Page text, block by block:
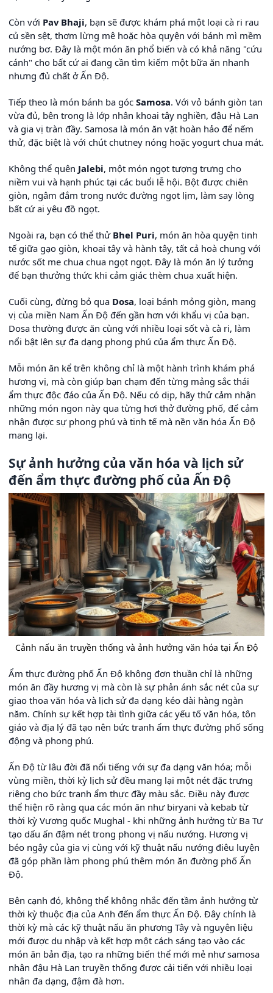
Còn với Pav Bhaji, bạn sẽ được khám phá một loại cà ri rau
củ sền sệt, thơm lừng mê hoặc hòa quyện với bánh mì mềm
nướng bơ. Đây là một món ăn phổ biến và có khả năng "cứu
cánh" cho bất cứ ai đang cần tìm kiếm một bữa ăn nhanh
nhưng đủ chất ở Ấn Độ.
Tiếp theo là món bánh ba góc Samosa. Với vỏ bánh giòn tan
vừa đủ, bên trong là lớp nhân khoai tây nghiền, đậu Hà Lan
và gia vị tràn đầy. Samosa là món ăn vặt hoàn hảo để nếm
thử, đặc biệt là với chút chutney nóng hoặc yogurt chua mát.
Không thể quên Jalebi, một món ngọt tượng trưng cho
niềm vui và hạnh phúc tại các buổi lễ hội. Bột được chiên
giòn, ngâm đắm trong nước đường ngọt lịm, làm say lòng
bất cứ ai yêu đồ ngọt.
Ngoài ra, bạn có thể thử Bhel Puri, món ăn hòa quyện tinh
tế giữa gạo giòn, khoai tây và hành tây, tất cả hoà chung với
nước sốt me chua chua ngọt ngọt. Đây là món ăn lý tưởng
để bạn thưởng thức khi cảm giác thèm chua xuất hiện.
Cuối cùng, đừng bỏ qua Dosa, loại bánh mỏng giòn, mang
vị của miền Nam Ấn Độ đến gần hơn với khẩu vị của bạn.
Dosa thường được ăn cùng với nhiều loại sốt và cà ri, làm
nổi bật lên sự đa dạng phong phú của ẩm thực Ấn Độ.
Mỗi món ăn kể trên không chỉ là một hành trình khám phá
hương vị, mà còn giúp bạn chạm đến từng mảng sắc thái
ẩm thực độc đáo của Ấn Độ. Nếu có dịp, hãy thử cảm nhận
những món ngon này qua từng hơi thở đường phố, để cảm
nhận được sự phong phú và tinh tế mà nền văn hóa Ấn Độ
mang lại.
Sự ảnh hưởng của văn hóa và lịch sử
đến ẩm thực đường phố của Ấn Độ
Cảnh nấu ăn truyền thống và ảnh hưởng văn hóa tại Ấn Độ
Ẩm thực đường phố Ấn Độ không đơn thuần chỉ là những
món ăn đầy hương vị mà còn là sự phản ánh sắc nét của sự
giao thoa văn hóa và lịch sử đa dạng kéo dài hàng ngàn
năm. Chính sự kết hợp tài tình giữa các yếu tố văn hóa, tôn
giáo và địa lý đã tạo nên bức tranh ẩm thực đường phố sống
động và phong phú.
Ấn Độ từ lâu đời đã nổi tiếng với sự đa dạng văn hóa; mỗi
vùng miền, thời kỳ lịch sử đều mang lại một nét đặc trưng
riêng cho bức tranh ẩm thực đầy màu sắc. Điều này được
thể hiện rõ ràng qua các món ăn như biryani và kebab từ
thời kỳ Vương quốc Mughal - khi những ảnh hưởng từ Ba Tư
tạo dấu ấn đậm nét trong phong vị nấu nướng. Hương vị
béo ngậy của gia vị cùng với kỹ thuật nấu nướng điêu luyện
đã góp phần làm phong phú thêm món ăn đường phố Ấn
Độ.
Bên cạnh đó, không thể không nhắc đến tầm ảnh hưởng từ
thời kỳ thuộc địa của Anh đến ẩm thực Ấn Độ. Đây chính là
thời kỳ mà các kỹ thuật nấu ăn phương Tây và nguyên liệu
mới được du nhập và kết hợp một cách sáng tạo vào các
món ăn bản địa, tạo ra những biến thể mới mẻ như samosa
nhân đậu Hà Lan truyền thống được cải tiến với nhiều loại
nhân đa dạng, đậm đà hơn.